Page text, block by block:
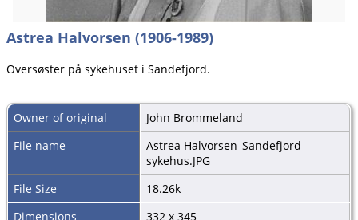
Astrea Halvorsen (1906-1989)
Oversøster på sykehuset i Sandefjord.
Owner of original
John Brommeland
File name
Astrea Halvorsen_Sandefjord
sykehus.JPG
File Size
18.26k
Dimensions
332 x 345